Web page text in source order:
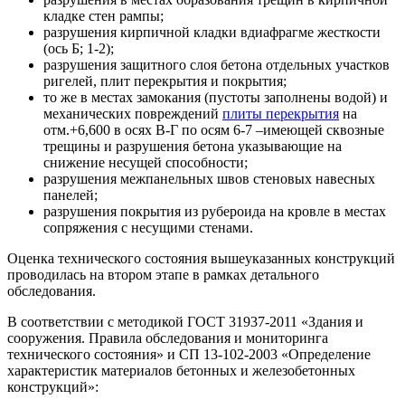
кладке стен рампы;
разрушения кирпичной кладки вдиафрагме жесткости
(ось Б; 1-2);
разрушения защитного слоя бетона отдельных участков
ригелей, плит перекрытия и покрытия;
то же в местах замокания (пустоты заполнены водой) и
механических повреждений плиты перекрытия на
отм.+6,600 в осях В-Г по осям 6-7 –имеющей сквозные
трещины и разрушения бетона указывающие на
снижение несущей способности;
разрушения межпанельных швов стеновых навесных
панелей;
разрушения покрытия из рубероида на кровле в местах
сопряжения с несущими стенами.
Оценка технического состояния вышеуказанных конструкций
проводилась на втором этапе в рамках детального
обследования.
В соответствии с методикой ГОСТ 31937-2011 «Здания и
сооружения. Правила обследования и мониторинга
технического состояния» и СП 13-102-2003 «Определение
характеристик материалов бетонных и железобетонных
конструкций»: